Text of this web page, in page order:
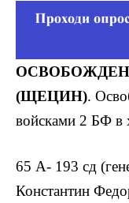
(ЩЕЦИН).
войсками 2 БФ в
65 А- 193 сд
Константин